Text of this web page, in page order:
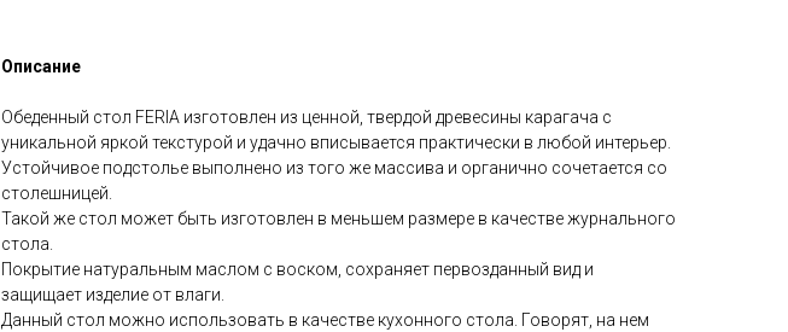
Описание
Обеденный стол FERIA изготовлен из ценной, твердой древесины карагача с
уникальной яркой текстурой и удачно вписывается практически в любой интерьер.
Устойчивое подстолье выполнено из того же массива и органично сочетается со
столешницей.
Такой же стол может быть изготовлен в меньшем размере в качестве журнального
стола.
Покрытие натуральным маслом с воском, сохраняет первозданный вид и
защищает изделие от влаги.
Данный стол можно использовать в качестве кухонного стола. Говорят, на нем